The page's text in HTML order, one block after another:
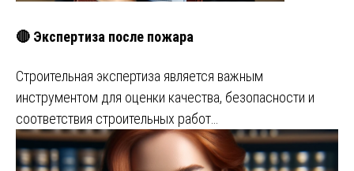
🔴 Экспертиза после пожара
Строительная экспертиза является важным
инструментом для оценки качества, безопасности и
соответствия строительных работ…